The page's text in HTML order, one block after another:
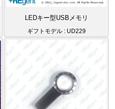
LEDキー型USBメモリ
ギフトモデル : UD229